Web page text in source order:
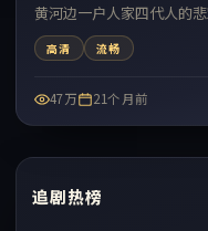
黄河边一户人家四代人的
高清 流畅
47万 21个月前
追剧热榜